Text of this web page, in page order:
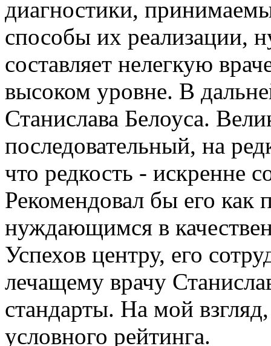
диагностики,
способы их реализации,
составляет нелегкую
высоком уровне. В
Станислава Белоуса.
последовательный, на
что редкость - искренне
Рекомендовал бы его как
нуждающимся в
Успехов центру, его
лечащему врачу
стандарты. На мой
условного рейтинга.